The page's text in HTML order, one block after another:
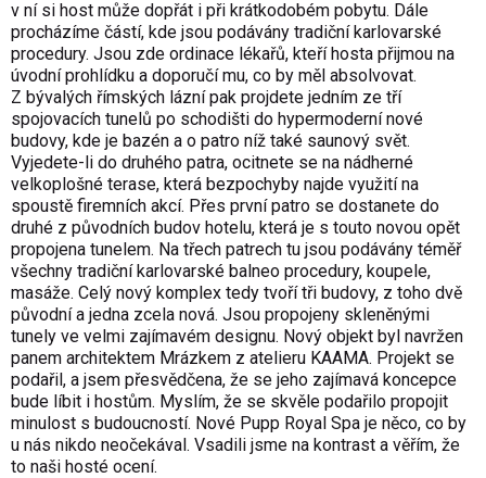
v ní si host může dopřát i při krátkodobém pobytu. Dále
procházíme částí, kde jsou podávány tradiční karlovarské
procedury. Jsou zde ordinace lékařů, kteří hosta přijmou na
úvodní prohlídku a doporučí mu, co by měl absolvovat.
Z bývalých římských lázní pak projdete jedním ze tří
spojovacích tunelů po schodišti do hypermoderní nové
budovy, kde je bazén a o patro níž také saunový svět.
Vyjedete-li do druhého patra, ocitnete se na nádherné
velkoplošné terase, která bezpochyby najde využití na
spoustě firemních akcí. Přes první patro se dostanete do
druhé z původních budov hotelu, která je s touto novou opět
propojena tunelem. Na třech patrech tu jsou podávány téměř
všechny tradiční karlovarské balneo procedury, koupele,
masáže. Celý nový komplex tedy tvoří tři budovy, z toho dvě
původní a jedna zcela nová. Jsou propojeny skleněnými
tunely ve velmi zajímavém designu. Nový objekt byl navržen
panem architektem Mrázkem z atelieru KAAMA. Projekt se
podařil, a jsem přesvědčena, že se jeho zajímavá koncepce
bude líbit i hostům. Myslím, že se skvěle podařilo propojit
minulost s budoucností. Nové Pupp Royal Spa je něco, co by
u nás nikdo neočekával. Vsadili jsme na kontrast a věřím, že
to naši hosté ocení.